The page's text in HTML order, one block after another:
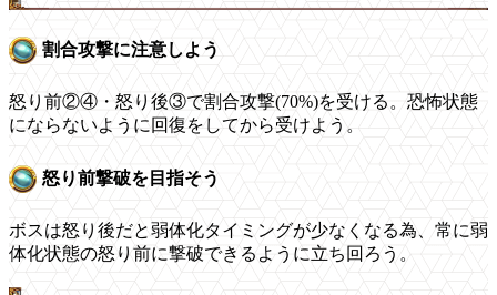
割合攻撃に注意しよう
怒り前②④・怒り後③で割合攻撃(70%)を受ける。恐怖状態
にならないように回復をしてから受けよう。
怒り前撃破を目指そう
ボスは怒り後だと弱体化タイミングが少なくなる為、常に弱
体化状態の怒り前に撃破できるように立ち回ろう。